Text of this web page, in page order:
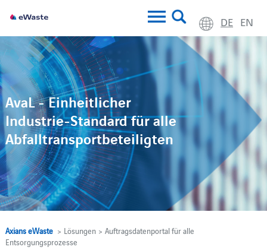
DE EN
AvaL - Einheitlicher
Industrie-Standard für alle
Abfalltransportbeteiligten
Axians eWaste> Lösungen > Auftragsdatenportal für alle
Entsorgungsprozesse